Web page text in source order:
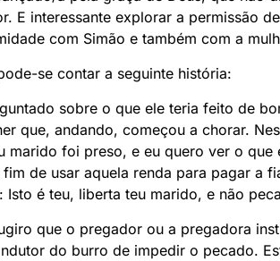
E interessante explorar a permissão
com Simão e também com a
se contar a seguinte história:
sobre o que ele teria feito de
que, andando, começou a chorar.
marido foi preso, e eu quero ver o
de usar aquela renda para pagar a
Isto é teu, liberta teu marido, e não
que o pregador ou a pregadora
do burro de impedir o pecado.